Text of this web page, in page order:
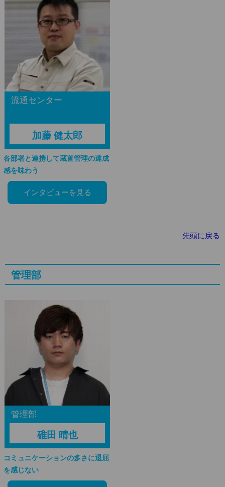
流通センター
加藤 健太郎
各部署と連携して蔵置管理の達成
感を味わう
インタビューを見る
先頭に戻る
管理部
管理部
碓田 晴也
コミュニケーションの多さに退屈
を感じない